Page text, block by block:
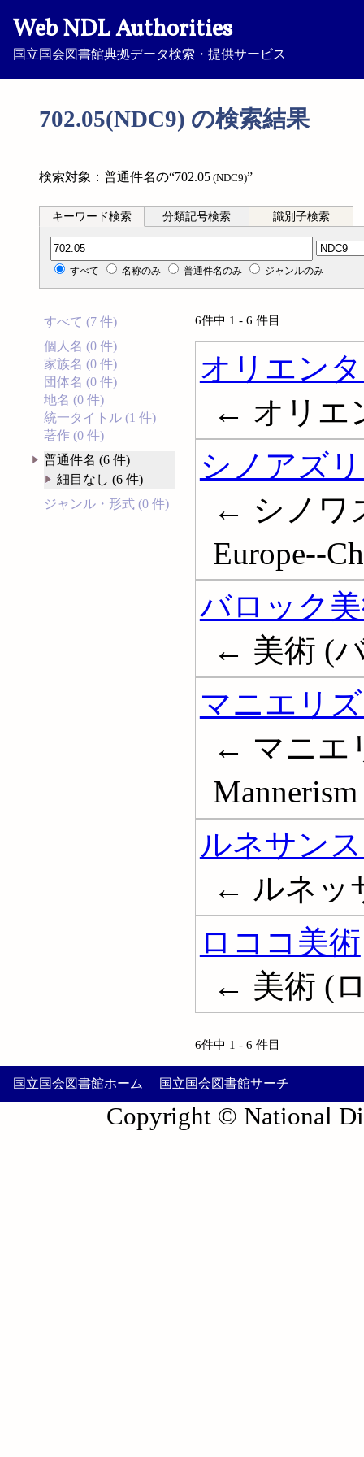
Web NDL Authorities
国立国会図書館典拠データ検索・提供サービス
702.05(NDC9) の検索結果
検索対象：普通件名の“702.05 (NDC9)”
キーワード検索 分類記号検索 識別子検索
分類記号検索
すべて 名称のみ 普通件名のみ ジャンルのみ
すべて (7 件)
個人名 (0 件)
家族名 (0 件)
団体名 (0 件)
地名 (0 件)
統一タイトル (1 件)
著作 (0 件)
普通件名 (6 件)
細目なし (6 件)
ジャンル・形式 (0 件)
6件中 1 - 6 件目
オリエン
← オリエ
シノアズ
← シノワ
Europe--
バロック
← 美術 (
マニエリ
← マニエ
ルネサン
← ルネッ
ロココ美術
← 美術 (
6件中 1 - 6 件目
国立国会図書館ホーム 国立国会図書館サーチ
Copyright © National